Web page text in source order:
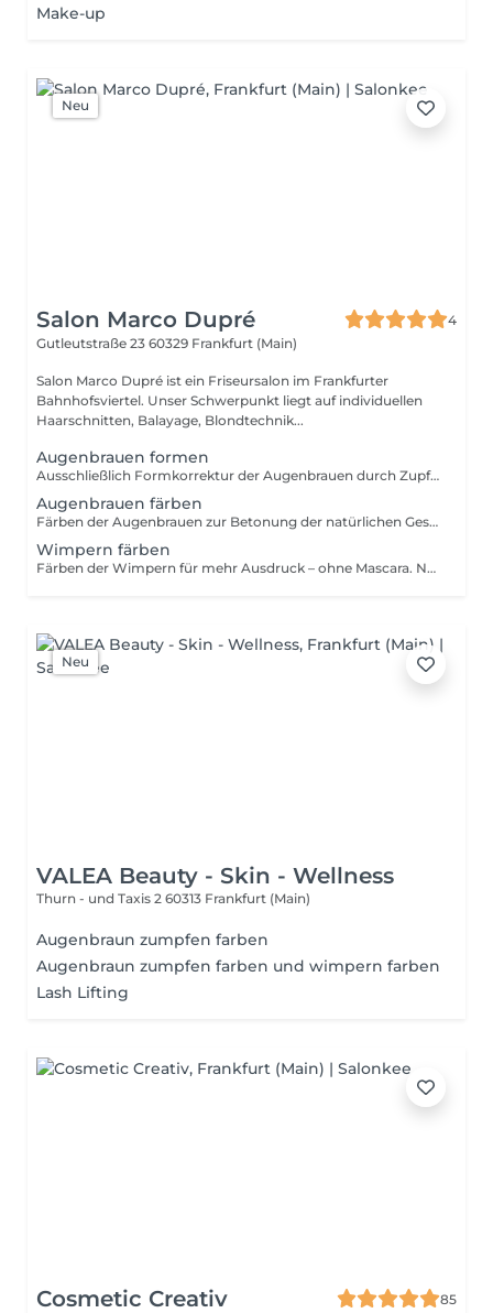
Make-up
Neu
Salon Marco Dupré
4
Gutleutstraße 23 60329 Frankfurt (Main)
Salon Marco Dupré ist ein Friseursalon im Frankfurter
Bahnhofsviertel. Unser Schwerpunkt liegt auf individuellen
Haarschnitten, Balayage, Blondtechnik...
Augenbrauen formen
Ausschließlich Formkorrektur der Augenbrauen durch Zupfen/ Wachsstreifen. Hinweis: Nur buchbar bei bestehender Grundform oder in Kombination mit einem weiteren Service.
Augenbrauen färben
Färben der Augenbrauen zur Betonung der natürlichen Gesichtsstruktur. Hinweis: Empfohlen in Kombination mit Brows Design oder Lash Color. Die Haltbarkeit und Intensität einer Haarfarbe oder Tönung ist von individuellen Faktoren wie Haarstruktur, Haarvorgeschichte, Pflege und äußeren Einflüssen abhängig und kann daher nicht garantiert werden.
Wimpern färben
Färben der Wimpern für mehr Ausdruck – ohne Mascara. Natürlich. Wach. Definiert. Hinweis: Die Haltbarkeit und Intensität einer Haarfarbe oder Tönung ist von individuellen Faktoren wie Haarstruktur, Haarvorgeschichte, Pflege und äußeren Einflüssen abhängig und kann daher nicht garantiert werden.
Neu
VALEA Beauty - Skin - Wellness
Thurn - und Taxis 2 60313 Frankfurt (Main)
Augenbraun zumpfen farben
Augenbraun zumpfen farben und wimpern farben
Lash Lifting
Cosmetic Creativ
85